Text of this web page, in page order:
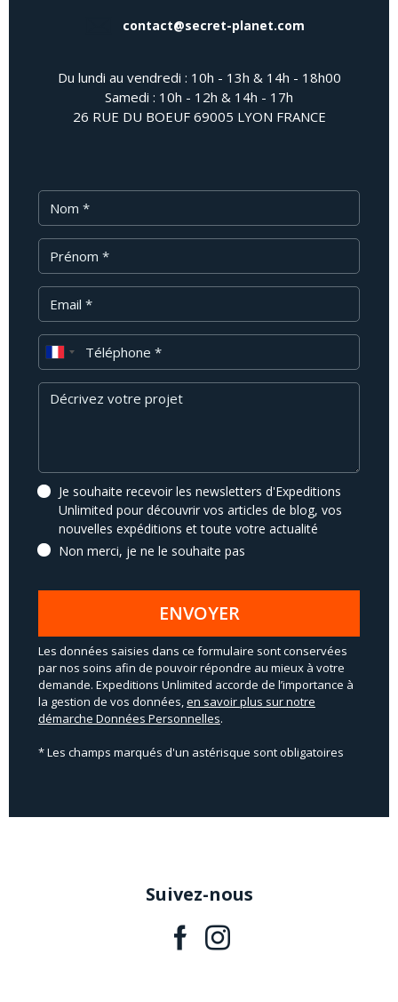
contact@secret-planet.com
Du lundi au vendredi : 10h - 13h & 14h - 18h00
Samedi : 10h - 12h & 14h - 17h
26 RUE DU BOEUF 69005 LYON FRANCE
Prénom
Téléphone
Message
Je souhaite recevoir les newsletters d'Expeditions
Unlimited pour découvrir vos articles de blog, vos
nouvelles expéditions et toute votre actualité
Non merci, je ne le souhaite pas
ENVOYER
Les données saisies dans ce formulaire sont conservées
par nos soins afin de pouvoir répondre au mieux à votre
demande. Expeditions Unlimited accorde de l’importance à
la gestion de vos données,en savoir plus sur notre
démarche Données Personnelles.
* Les champs marqués d'un astérisque sont obligatoires
Suivez-nous